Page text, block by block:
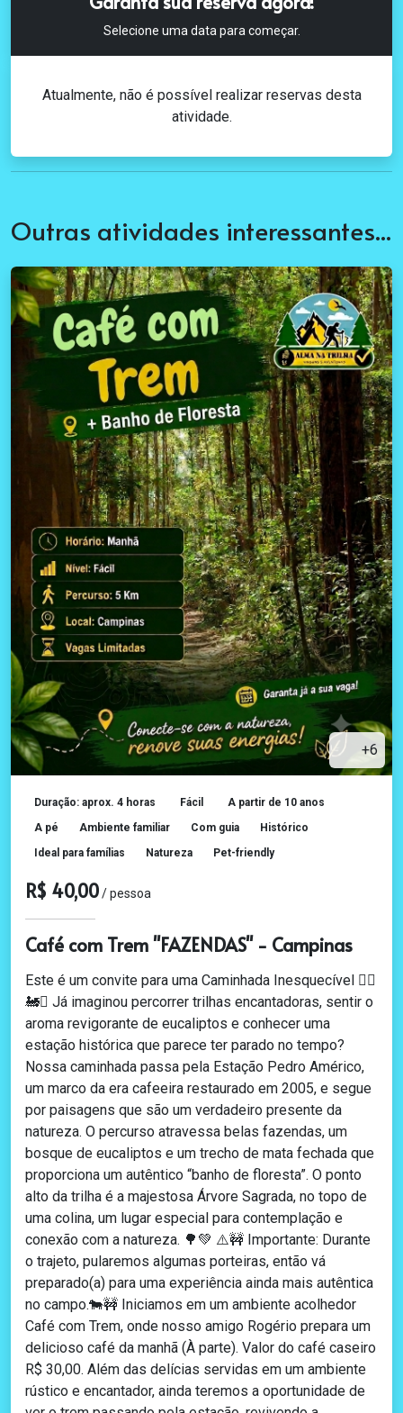
Selecione uma data para começar.
Atualmente, não é possível realizar reservas desta
atividade.
Outras atividades interessantes...
+6
Duração: aprox. 4 horas Fácil
A partir de 10 anos
A pé
Ambiente familiar Com guia
Histórico
Ideal para famílias
Natureza Pet-friendly
R$ 40,00/ pessoa
Café com Trem "FAZENDAS" - Campinas
Este é um convite para uma Caminhada Inesquecível 🚶‍♂️
🚂✨ Já imaginou percorrer trilhas encantadoras, sentir o
aroma revigorante de eucaliptos e conhecer uma
estação histórica que parece ter parado no tempo?
Nossa caminhada passa pela Estação Pedro Américo,
um marco da era cafeeira restaurado em 2005, e segue
por paisagens que são um verdadeiro presente da
natureza. O percurso atravessa belas fazendas, um
bosque de eucaliptos e um trecho de mata fechada que
proporciona um autêntico “banho de floresta”. O ponto
alto da trilha é a majestosa Árvore Sagrada, no topo de
uma colina, um lugar especial para contemplação e
conexão com a natureza. 🌳💚 ⚠️🚧 Importante: Durante
o trajeto, pularemos algumas porteiras, então vá
preparado(a) para uma experiência ainda mais autêntica
no campo.🐄🚧 Iniciamos em um ambiente acolhedor
Café com Trem, onde nosso amigo Rogério prepara um
delicioso café da manhã (À parte). Valor do café caseiro
R$ 30,00. Além das delícias servidas em um ambiente
rústico e encantador, ainda teremos a oportunidade de